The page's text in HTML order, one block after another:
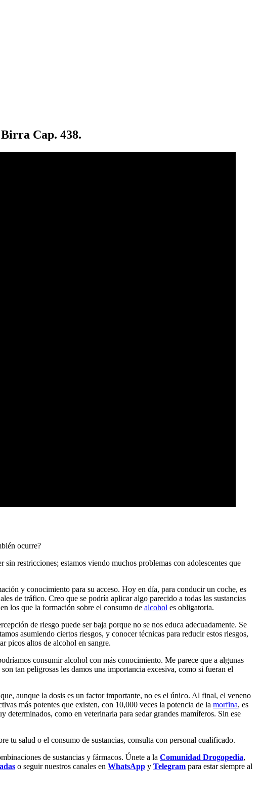
Cap. 438.
ocurre?
sin restricciones; estamos viendo muchos problemas con adolescentes que
y conocimiento para su acceso. Hoy en día, para conducir un coche, es
de tráfico. Creo que se podría aplicar algo parecido a todas las sustancias
los que la formación sobre el consumo de alcohol es obligatoria.
de riesgo puede ser baja porque no se nos educa adecuadamente. Se
asumiendo ciertos riesgos, y conocer técnicas para reducir estos riesgos,
picos altos de alcohol en sangre.
consumir alcohol con más conocimiento. Me parece que a algunas
tan peligrosas les damos una importancia excesiva, como si fueran el
aunque la dosis es un factor importante, no es el único. Al final, el veneno
más potentes que existen, con 10,000 veces la potencia de la morfina, es
como en veterinaria para sedar grandes mamíferos. Sin ese
tu salud o el consumo de sustancias, consulta con personal cualificado.
de sustancias y fármacos. Únete a la Comunidad Drogopedia,
o seguir nuestros canales en WhatsApp y Telegram para estar siempre al